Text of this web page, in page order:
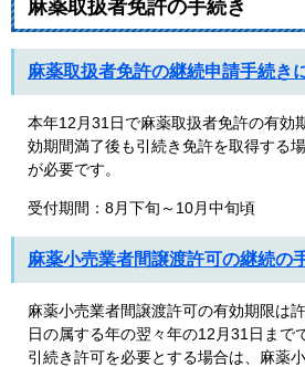
麻薬取扱者免許の手続き
麻薬取扱者免許の継続申請手続き
本年12月31日で麻薬取扱者免許の有効
効期間満了後も引続き免許を取得する
が必要です。
受付期間：8月下旬～10月中旬頃
麻薬小売業者間譲渡許可の継続の
麻薬小売業者間譲渡許可の有効期限は
日の属する年の翌々年の12月31日まで
引続き許可を必要とする場合は、麻薬